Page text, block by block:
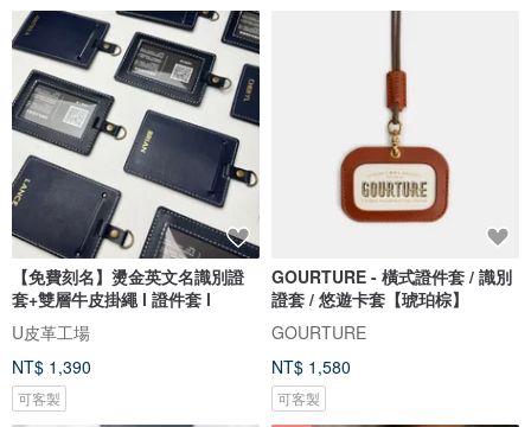
【免費刻名】燙金英文名識別證
套+雙層牛皮掛繩 l 證件套 l
U皮革工場
NT$ 1,390
可客製
GOURTURE - 橫式證件套 / 識別
證套 / 悠遊卡套【琥珀棕】
GOURTURE
NT$ 1,580
可客製